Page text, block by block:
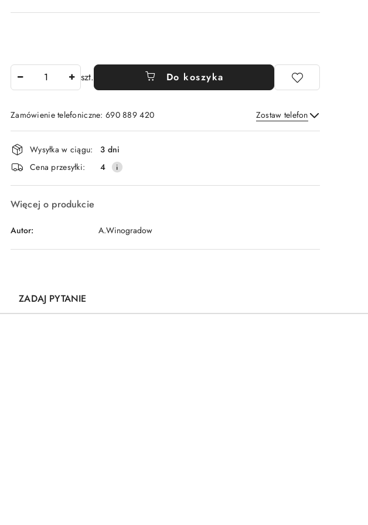
szt. Do koszyka
Zamówienie telefoniczne: 690 889 420 Zostaw telefon
Wyślij
Dostępność
i
dostawa
Wysyłka w ciągu:
3 dni
Cena przesyłki:
4
Więcej o produkcie
Autor: A.Winogradow
ZADAJ PYTANIE